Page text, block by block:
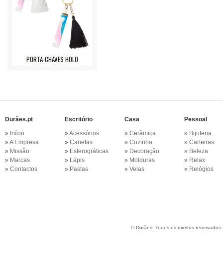
PORTA-CHAVES HOLO
Durães.pt
» Início
» A Empresa
» Missão
» Marcas
» Contactos
Escritório
» Acessórios
» Canetas
» Esferográficas
» Lápis
» Pastas
Casa
» Cerâmica
» Cozinha
» Decoração
» Molduras
» Velas
Pessoal
» Bijuteria
» Carteiras
» Beleza
» Relax
» Relógios
©Durães. Todos os direitos